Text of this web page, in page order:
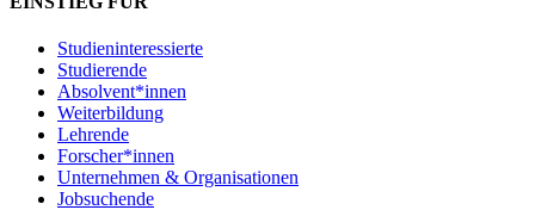
Studieninteressierte
Studierende
Absolvent*innen
Weiterbildung
Lehrende
Forscher*innen
Unternehmen & Organisationen
Jobsuchende